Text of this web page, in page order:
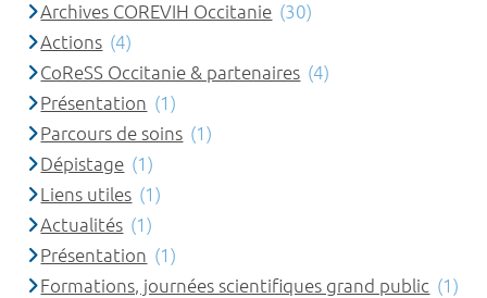
Archives COREVIH Occitanie (30)
Actions (4)
CoReSS Occitanie & partenaires (4)
Présentation (1)
Parcours de soins (1)
Dépistage (1)
Liens utiles (1)
Actualités (1)
Présentation (1)
Formations, journées scientifiques grand public (1)